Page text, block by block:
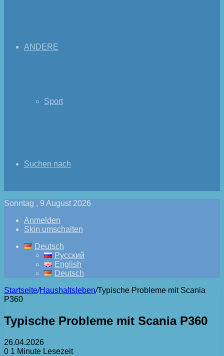
ANDERE
Sport
Suchen nach
Sonntag , 9 August 2026
Anmelden
Skin umschalten
Deutsch
Русский
English
Deutsch
Startseite/Haushaltsleben/Typische Probleme mit Scania
P360
Typische Probleme mit Scania P360
26.04.2026
0 1 Minute Lesezeit